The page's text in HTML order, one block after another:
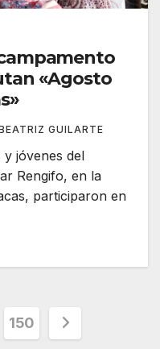
«Agosto
GUILARTE
y jóvenes del
Rengifo, en la
participaron en
150